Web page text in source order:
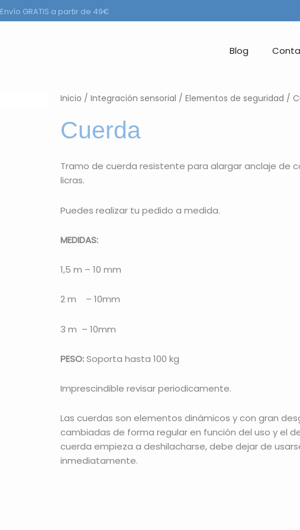
Envío GRATIS a partir de 49€
Blog
Inicio / Integración sensorial / Elementos de seguridad /
Cuerda
Tramo de cuerda resistente para alargar anclaje de
licras.
Puedes realizar tu pedido a medida.
MEDIDAS:
1,5 m – 10 mm
2 m – 10mm
3 m – 10mm
PESO:Soporta hasta 100 kg
Imprescindible revisar periodicamente.
Las cuerdas son elementos dinámicos y con gran
cambiadas de forma regular en función del uso y el
cuerda empieza a deshilacharse, debe dejar de
inmediatamente.